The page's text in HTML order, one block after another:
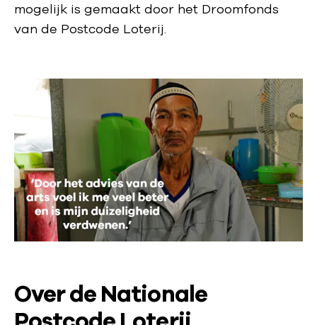
mogelijk is gemaakt door het Droomfonds
van de Postcode Loterij.
Over de Nationale